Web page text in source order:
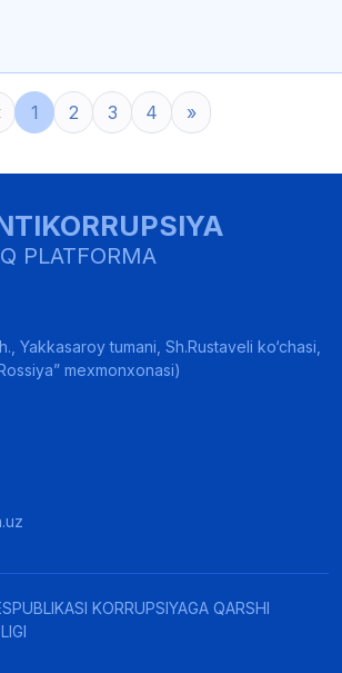
1 2 3 4 »
PLATFORMA
Yakkasaroy tumani, Sh.Rustaveli ko‘chasi,
mexmonxonasi)
KORRUPSIYAGA QARSHI